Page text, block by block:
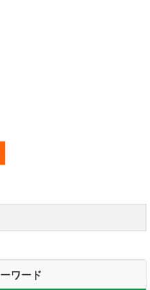
ワード